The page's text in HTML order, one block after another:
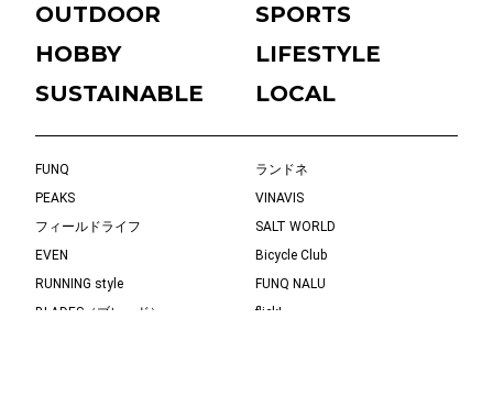
OUTDOOR
SPORTS
HOBBY
LIFESTYLE
SUSTAINABLE
LOCAL
FUNQ
ランドネ
PEAKS
VINAVIS
フィールドライフ
SALT WORLD
EVEN
Bicycle Club
RUNNING style
FUNQ NALU
BLADES（ブレード）
flick!